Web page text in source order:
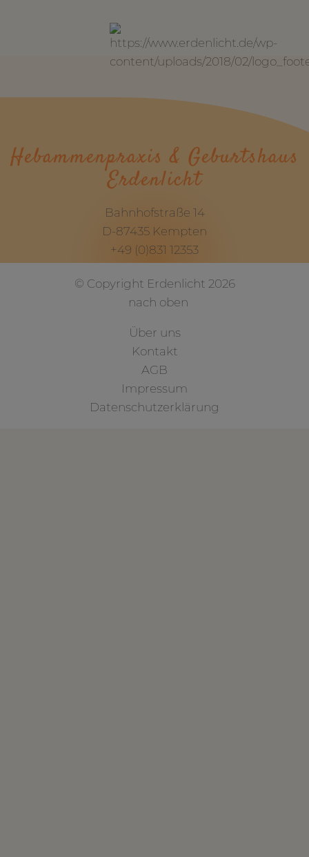
Hebammenpraxis & Geburtshaus
Erdenlicht
Bahnhofstraße 14
D-87435 Kempten
+49 (0)831 12353
© Copyright Erdenlicht 2026
nach oben
Über uns
Kontakt
AGB
Impressum
Datenschutzerklärung